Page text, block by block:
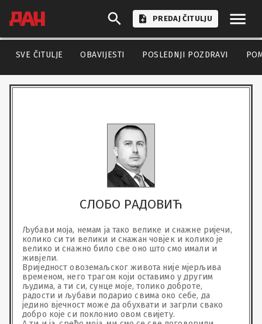
PREDAJ ČITULJU
SVE ČITULJE OBAVIJESTI POSLEDNJI POZDRAVI
СЛОБО РАДОВИЋ
Љубави моја, немам ја тако велике и снажне ријечи,
колико си ти велики и снажан човјек и колико је
велико и снажно било све оно што смо имали и
живјели.
Вриједност овоземаљског живота није мјерљива
временом, него трагом који оставимо у другим
људима, а ти си, сунце моје, толико доброте,
радости и љубави подарио свима око себе, да
једино вјечност може да обухвати и загрли свако
добро које си поклонио овом свијету.